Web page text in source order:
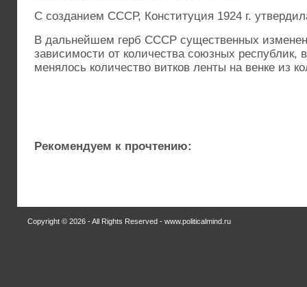
С созданием СССР, Конституция 1924 г.
В дальнейшем герб СССР существенных
зависимости от количества союзных
менялось количество витков ленты на венке из
Рекомендуем к прочтению:
Copyright © 2026 - All Rights Reserved - www.politicalmind.ru